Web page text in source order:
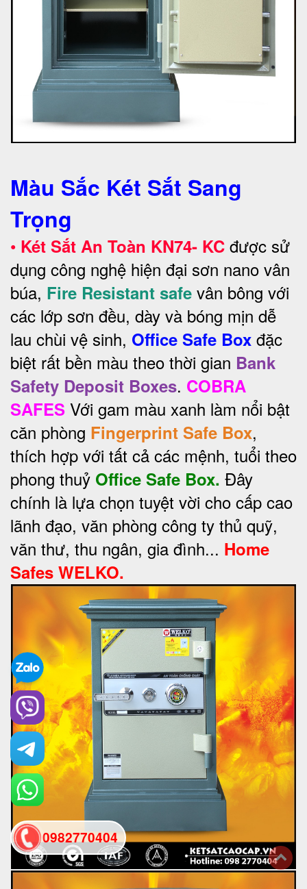
Màu Sắc Két Sắt Sang
Trọng
• Két Sắt An Toàn KN74- KC được sử
dụng công nghệ hiện đại sơn nano vân
búa, Fire Resistant safe vân bông với
các lớp sơn đều, dày và bóng mịn dễ
lau chùi vệ sinh, Office Safe Box đặc
biệt rất bền màu theo thời gian Bank
Safety Deposit Boxes. COBRA
SAFES Với gam màu xanh làm nổi bật
căn phòng Fingerprint Safe Box,
thích hợp với tất cả các mệnh, tuổi theo
phong thuỷ Office Safe Box. Đây
chính là lựa chọn tuyệt vời cho cấp cao
lãnh đạo, văn phòng công ty thủ quỹ,
văn thư, thu ngân, gia đình... Home
Safes WELKO.
0982770404